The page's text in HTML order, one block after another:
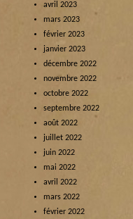
avril 2023
mars 2023
février 2023
janvier 2023
décembre 2022
novembre 2022
octobre 2022
septembre 2022
août 2022
juillet 2022
juin 2022
mai 2022
avril 2022
mars 2022
février 2022